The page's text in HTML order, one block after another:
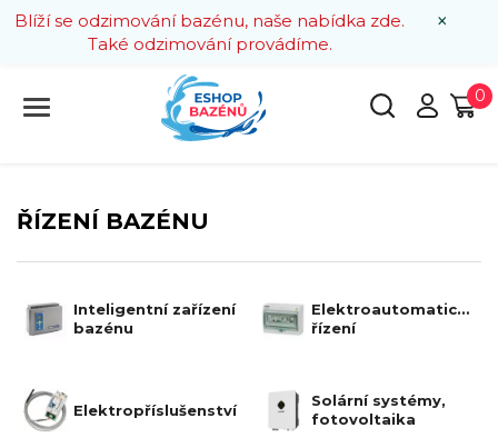
×
Blíží se odzimování bazénu, naše nabídka zde.
Také odzimování provádíme.
0
ŘÍZENÍ BAZÉNU
Inteligentní zařízení
bazénu
Elektroautomatická
řízení
Elektropříslušenství
Solární systémy,
fotovoltaika